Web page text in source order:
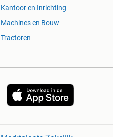
Kantoor en Inrichting
Machines en Bouw
Tractoren